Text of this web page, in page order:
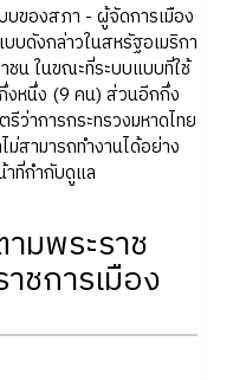
บของสภา - ผู้จัดการเมือง
บดังกล่าวในสหรัฐอเมริกา
ชน ในขณะที่ระบบแบบที่ใช้
งหนึ่ง (9 คน) ส่วนอีกกึ่ง
ว่าการกระทรวงมหาดไทย
สามารถทำงานได้อย่าง
าที่กำกับดูแล
มพระราช
ชการเมือง